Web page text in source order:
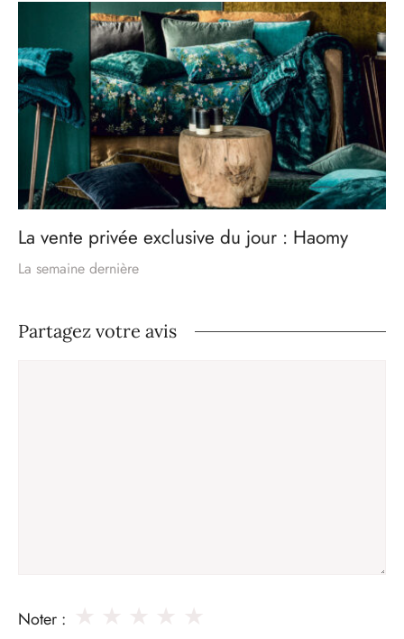
La vente privée exclusive du jour : Haomy
La semaine dernière
Partagez votre avis
Noter :